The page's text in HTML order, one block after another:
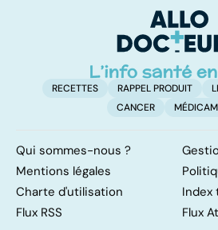
RECETTES RAPPEL PRODUIT
CANCER
Qui sommes-nous ?
Mentions légales
Charte d'utilisation
Index
Flux RSS
Flux